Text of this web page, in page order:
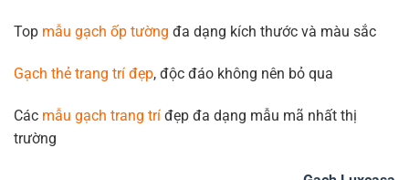
Top mẫu gạch ốp tường đa dạng kích thước và màu sắc
Gạch thẻ trang trí đẹp, độc đáo không nên bỏ qua
Các mẫu gạch trang trí đẹp đa dạng mẫu mã nhất thị
trường